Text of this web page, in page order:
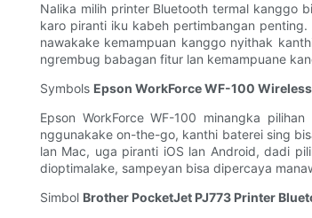
Nalika milih printer Bluetooth termal kanggo
karo piranti iku kabeh pertimbangan
nawakake kemampuan kanggo nyithak
ngrembug babagan fitur lan kemampuane
Symbols Epson WorkForce WF-100
Epson WorkForce WF-100 minangka
nggunakake on-the-go, kanthi baterei sing
lan Mac, uga piranti iOS lan Android, dadi
dioptimalake, sampeyan bisa dipercaya
Simbol Brother PocketJet PJ773 Printer